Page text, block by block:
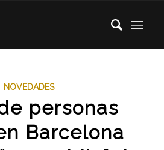
NOVEDADES
personas
Barcelona